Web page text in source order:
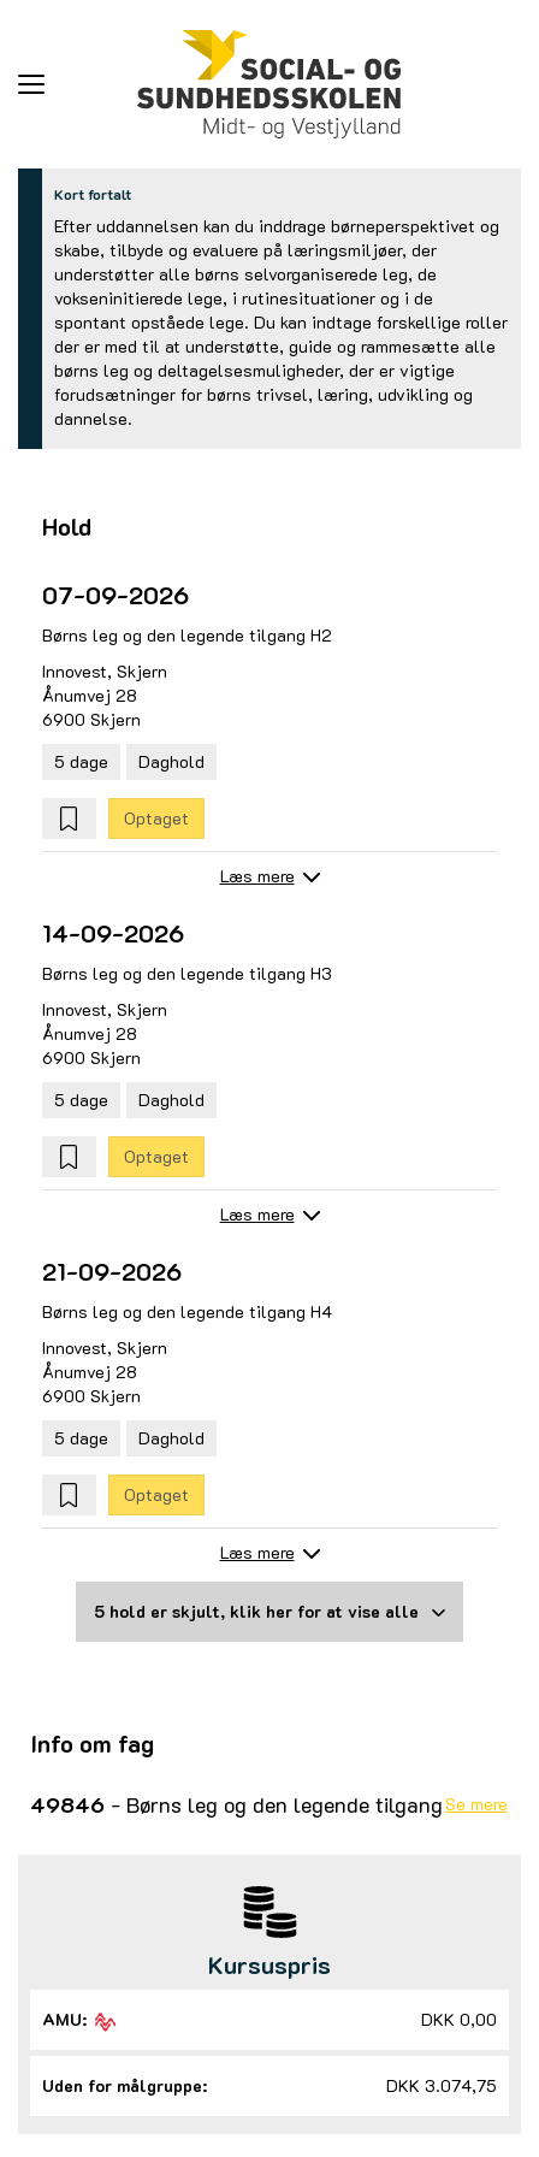
Toggle
Kort fortalt
Efter uddannelsen kan du inddrage børneperspektivet og
skabe, tilbyde og evaluere på læringsmiljøer, der
understøtter alle børns selvorganiserede leg, de
vokseninitierede lege, i rutinesituationer og i de
spontant opståede lege. Du kan indtage forskellige roller
der er med til at understøtte, guide og rammesætte alle
børns leg og deltagelsesmuligheder, der er vigtige
forudsætninger for børns trivsel, læring, udvikling og
dannelse.
Hold
07-09-2026
Børns leg og den legende tilgang H2
Innovest, Skjern
Ånumvej 28
6900 Skjern
5 dage
Daghold
Optaget
Læs mere
14-09-2026
Børns leg og den legende tilgang H3
Innovest, Skjern
Ånumvej 28
6900 Skjern
5 dage
Daghold
Optaget
Læs mere
21-09-2026
Børns leg og den legende tilgang H4
Innovest, Skjern
Ånumvej 28
6900 Skjern
5 dage
Daghold
Optaget
Læs mere
5 hold er skjult, klik her for at vise alle
Info om fag
49846 - Børns leg og den legende tilgangSe mere
Kursuspris
AMU: DKK 0,00
Uden for målgruppe: DKK 3.074,75